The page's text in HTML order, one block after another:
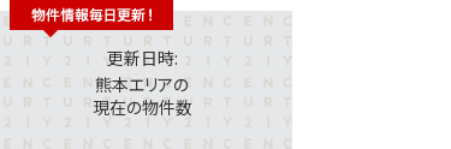
更新日時:
熊本エリアの
現在の物件数